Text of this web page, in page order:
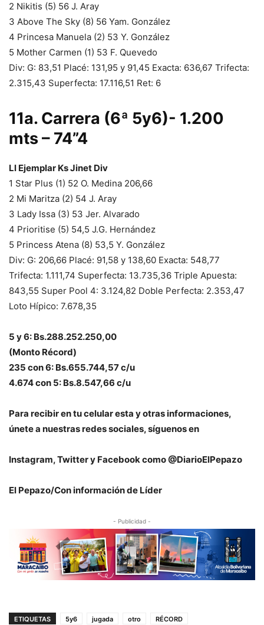
2 Nikitis (5) 56 J. Aray
3 Above The Sky (8) 56 Yam. González
4 Princesa Manuela (2) 53 Y. González
5 Mother Carmen (1) 53 F. Quevedo
Div: G: 83,51 Placé: 131,95 y 91,45 Exacta: 636,67 Trifecta:
2.315,43 Superfecta: 17.116,51 Ret: 6
11a. Carrera (6ª 5y6)- 1.200
mts – 74”4
Ll Ejemplar Ks Jinet Div
1 Star Plus (1) 52 O. Medina 206,66
2 Mi Maritza (2) 54 J. Aray
3 Lady Issa (3) 53 Jer. Alvarado
4 Prioritise (5) 54,5 J.G. Hernández
5 Princess Atena (8) 53,5 Y. González
Div: G: 206,66 Placé: 91,58 y 138,60 Exacta: 548,77
Trifecta: 1.111,74 Superfecta: 13.735,36 Triple Apuesta:
843,55 Super Pool 4: 3.124,82 Doble Perfecta: 2.353,47
Loto Hípico: 7.678,35
5 y 6: Bs.288.252.250,00
(Monto Récord)
235 con 6: Bs.655.744,57 c/u
4.674 con 5: Bs.8.547,66 c/u
Para recibir en tu celular esta y otras informaciones,
únete a nuestras redes sociales, síguenos en
Instagram, Twitter y Facebook como @DiarioElPepazo
El Pepazo/Con información de Líder
- Publicidad -
ETIQUETAS 5y6 jugada otro RÉCORD